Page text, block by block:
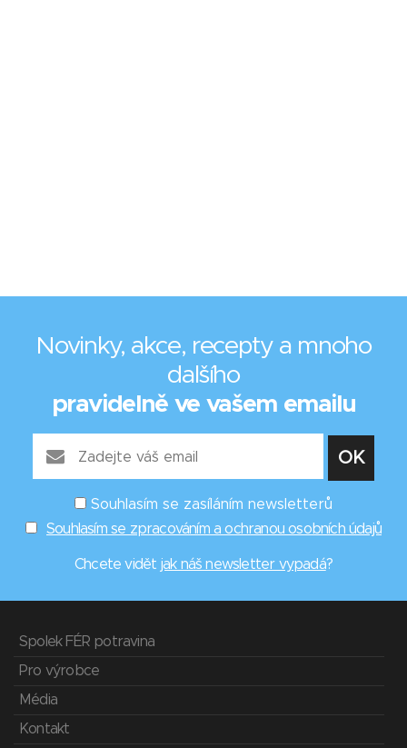
Novinky, akce, recepty a mnoho
dalšího
pravidelně ve vašem emailu
Souhlasím se zasíláním newsletterů
Souhlasím se zpracováním a ochranou osobních údajů
Chcete vidět jak náš newsletter vypadá?
Spolek FÉR potravina
Pro výrobce
Média
Kontakt